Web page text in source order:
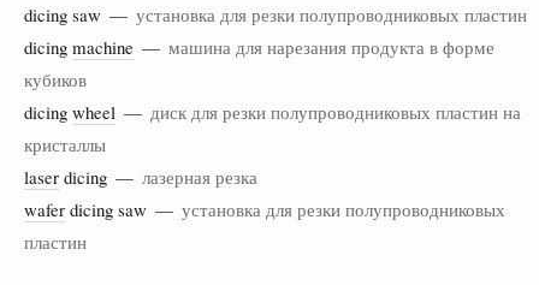
dicing saw — установка для резки полупроводниковых пластин
dicing machine — машина для нарезания продукта в форме
кубиков
dicing wheel — диск для резки полупроводниковых пластин на
кристаллы
laser dicing — лазерная резка
wafer dicing saw — установка для резки полупроводниковых
пластин